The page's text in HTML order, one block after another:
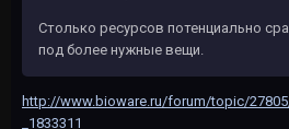
Столько ресурсов потенциально
под более нужные вещи.
http://www.bioware.ru/forum/topic/27805/
_1833311